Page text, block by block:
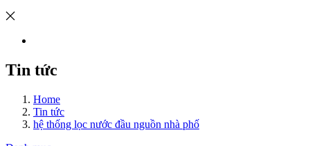
Tin tức
Home
Tin tức
hệ thống lọc nước đầu nguồn nhà phố